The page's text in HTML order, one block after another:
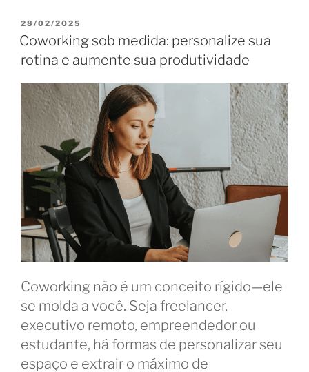
pode
beneficiar
–
e
Floripa
sai
na
frente”
PUBLICADO
EM
28/02/2025
Coworking sob medida: personalize sua
rotina e aumente sua produtividade
Coworking não é um conceito rígido—ele
se molda a você. Seja freelancer,
executivo remoto, empreendedor ou
estudante, há formas de personalizar seu
espaço e extrair o máximo de